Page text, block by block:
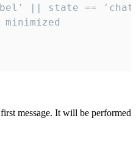
|| state ==
minimized
message. It will be performed